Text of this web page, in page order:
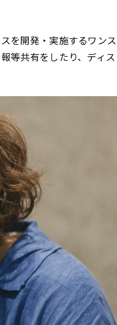
を開発・実施するワンス
等共有をしたり、ディス